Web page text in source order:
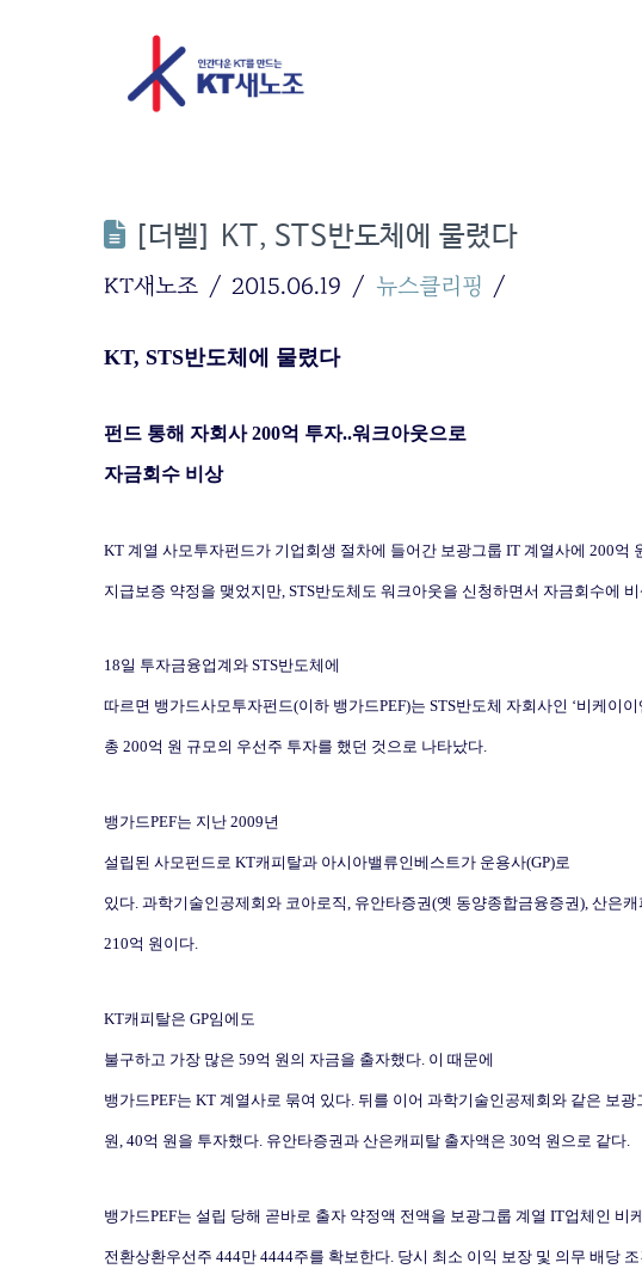
[더벨] KT, STS반도체에 물렸다
KT새노조 2015.06.19 뉴스클리핑
KT, STS반도체에 물렸다
펀드 통해 자회사200억 투자..워크아웃으로
자금회수 비상
KT 계열 사모투자펀드가 기업회생 절차에 들어간 보광그룹 IT 계열사에 200억
지급보증 약정을 맺었지만 , STS반도체도 워크아웃을 신청하면서 자금회수에
18일 투자금융업계와 STS반도체에
따르면 뱅가드사모투자펀드(이하 뱅가드PEF)는 STS반도체 자회사인 ‘비케이이
총 200억 원 규모의 우선주 투자를 했던 것으로 나타났다.
뱅가드PEF는 지난 2009년
설립된 사모펀드로 KT캐피탈과 아시아밸류인베스트가 운용사(GP)로
있다. 과학기술인공제회와 코아로직, 유안타증권(옛 동양종합금융증권), 산은캐
210억 원이다.
KT캐피탈은 GP임에도
불구하고 가장 많은 59억 원의 자금을 출자했다. 이 때문에
뱅가드PEF는 KT 계열사로 묶여 있다. 뒤를 이어 과학기술인공제회와 같은 보
원, 40억 원을 투자했다. 유안타증권과 산은캐피탈 출자액은 30억 원으로 같다.
뱅가드PEF는 설립 당해 곧바로 출자 약정액 전액을 보광그룹 계열 IT업체인 비
전환상환우선주 444만 4444주를 확보한다 당시 최소 이익 보장 및 의무 배당